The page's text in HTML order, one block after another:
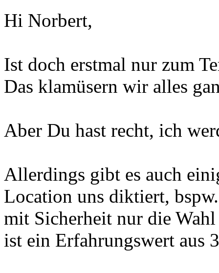
Hi Norbert,
Ist doch erstmal nur zum
Das klamüsern wir alles
Aber Du hast recht, ich
Allerdings gibt es auch
Location uns diktiert,
mit Sicherheit nur die
ist ein Erfahrungswert aus